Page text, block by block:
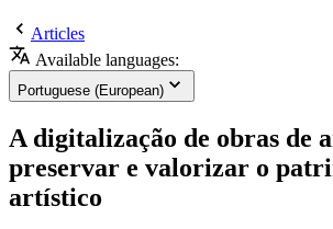
Articles
Available languages:
Portuguese (European)
A digitalização de obras de
preservar e valorizar o
artístico